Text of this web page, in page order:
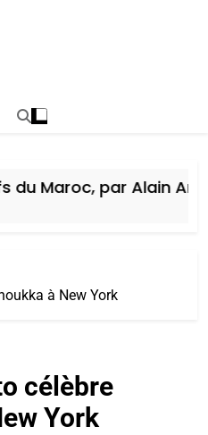
Maroc, par Alain Amiel
à New York
célèbre
York